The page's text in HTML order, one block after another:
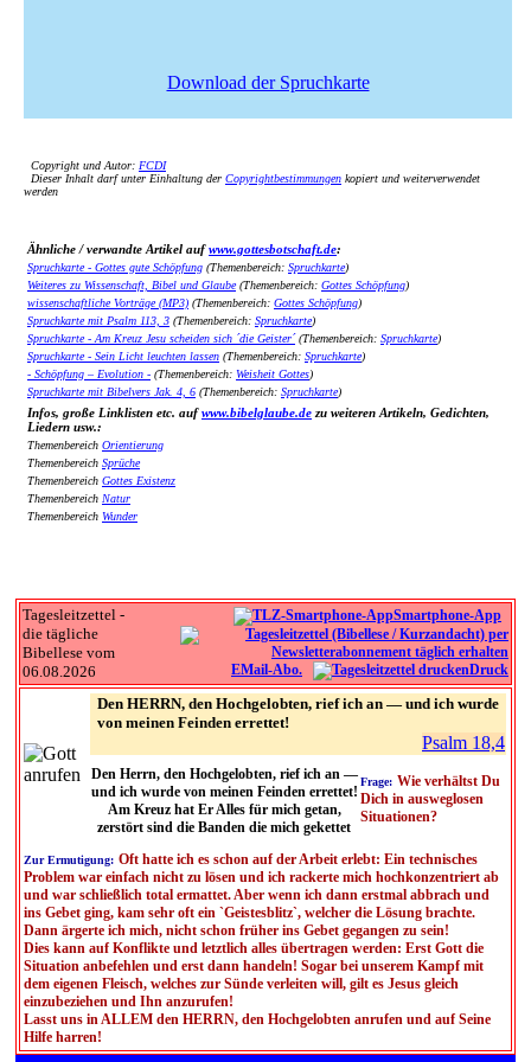
Download der Spruchkarte
Copyright und Autor: FCDI
Dieser Inhalt darf unter Einhaltung der Copyrightbestimmungen kopiert und weiterverwendet
werden
Ähnliche / verwandte Artikel aufwww.gottesbotschaft.de:
Spruchkarte - Gottes gute Schöpfung (Themenbereich: Spruchkarte)
Weiteres zu Wissenschaft, Bibel und Glaube(Themenbereich: Gottes Schöpfung)
wissenschaftliche Vorträge (MP3) (Themenbereich: Gottes Schöpfung)
Spruchkarte mit Psalm 113, 3 (Themenbereich: Spruchkarte)
Spruchkarte - Am Kreuz Jesu scheiden sich ´die Geister´(Themenbereich: Spruchkarte)
Spruchkarte - Sein Licht leuchten lassen (Themenbereich: Spruchkarte)
- Schöpfung – Evolution - (Themenbereich: Weisheit Gottes)
Spruchkarte mit Bibelvers Jak. 4, 6 (Themenbereich: Spruchkarte)
Infos, große Linklisten etc. aufwww.bibelglaube.de zu weiteren Artikeln, Gedichten,
Liedern usw.:
Themenbereich Orientierung
Themenbereich Sprüche
Themenbereich Gottes Existenz
Themenbereich Natur
Themenbereich Wunder
Tagesleitzettel -
die tägliche
Bibellese vom
06.08.2026
Smartphone-App
EMail-Abo. Druck
Den HERRN, den Hochgelobten, rief ich an — und ich wurde
von meinen Feinden errettet!
Psalm 18,4
Den Herrn, den Hochgelobten, rief ich an —
und ich wurde von meinen Feinden errettet!
Am Kreuz hat Er Alles für mich getan,
zerstört sind die Banden die mich gekettet
Frage: Wie verhältst Du
Dich in ausweglosen
Situationen?
Zur Ermutigung: Oft hatte ich es schon auf der Arbeit erlebt: Ein technisches
Problem war einfach nicht zu lösen und ich rackerte mich hochkonzentriert ab
und war schließlich total ermattet. Aber wenn ich dann erstmal abbrach und
ins Gebet ging, kam sehr oft ein `Geistesblitz`, welcher die Lösung brachte.
Dann ärgerte ich mich, nicht schon früher ins Gebet gegangen zu sein!
Dies kann auf Konflikte und letztlich alles übertragen werden: Erst Gott die
Situation anbefehlen und erst dann handeln! Sogar bei unserem Kampf mit
dem eigenen Fleisch, welches zur Sünde verleiten will, gilt es Jesus gleich
einzubeziehen und Ihn anzurufen!
Lasst uns in ALLEM den HERRN, den Hochgelobten anrufen und auf Seine
Hilfe harren!